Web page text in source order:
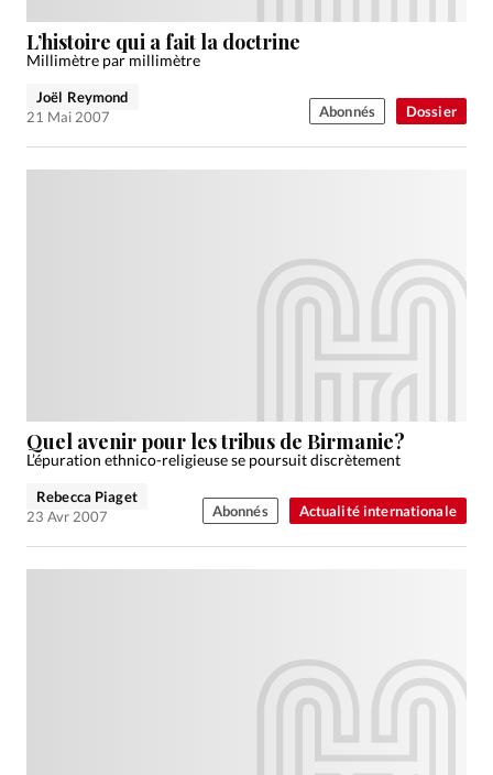
Dossier
L’histoire qui a fait la doctrine
Millimètre par millimètre
Joël Reymond
21 Mai 2007
Abonnés
Actualité internationale
Quel avenir pour les tribus de Birmanie?
L’épuration ethnico-religieuse se poursuit discrètement
Rebecca Piaget
23 Avr 2007
Abonnés